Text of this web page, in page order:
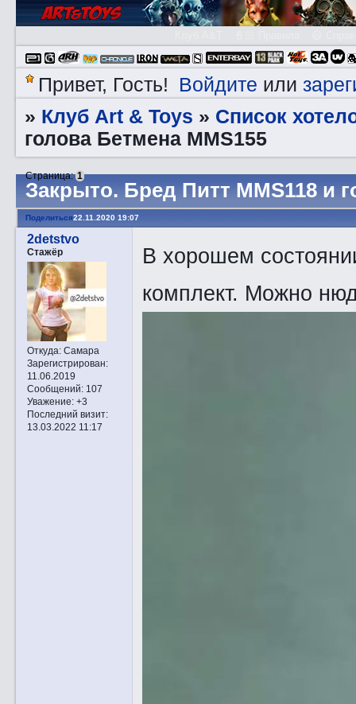
Привет, Гость! Войдите или
» Клуб Art & Toys » Список
голова Бетмена MMS155
Закрытo. Бред Питт MMS118 и
Страница:1
Поделиться22.11.2020 19:07
2detstvo
Стажёр
Откуда:Самара
Зарегистрирован:
11.06.2019
Сообщений:107
Уважение: +3
Последний визит:
13.03.2022 11:17
В хорошем
комплект. Можно